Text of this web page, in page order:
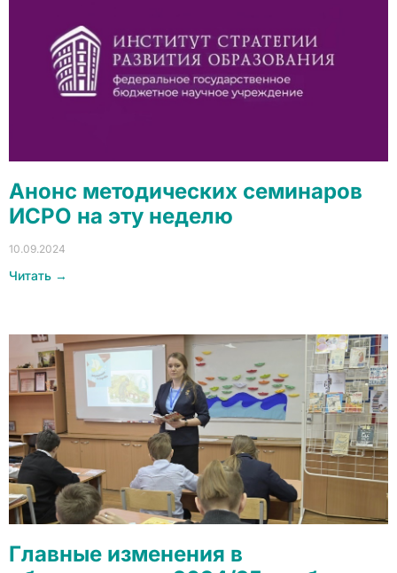
Анонс методических семинаров
ИСРО на эту неделю
10.09.2024
Читать →
Главные изменения в